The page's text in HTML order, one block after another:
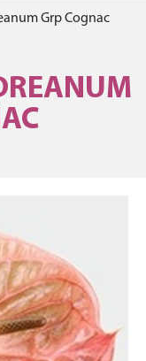
Grp Cognac